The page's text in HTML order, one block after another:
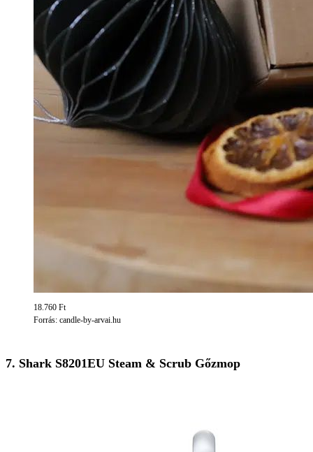
18.760 Ft
Forrás: candle-by-arvai.hu
7. Shark S8201EU Steam & Scrub Gőzmop